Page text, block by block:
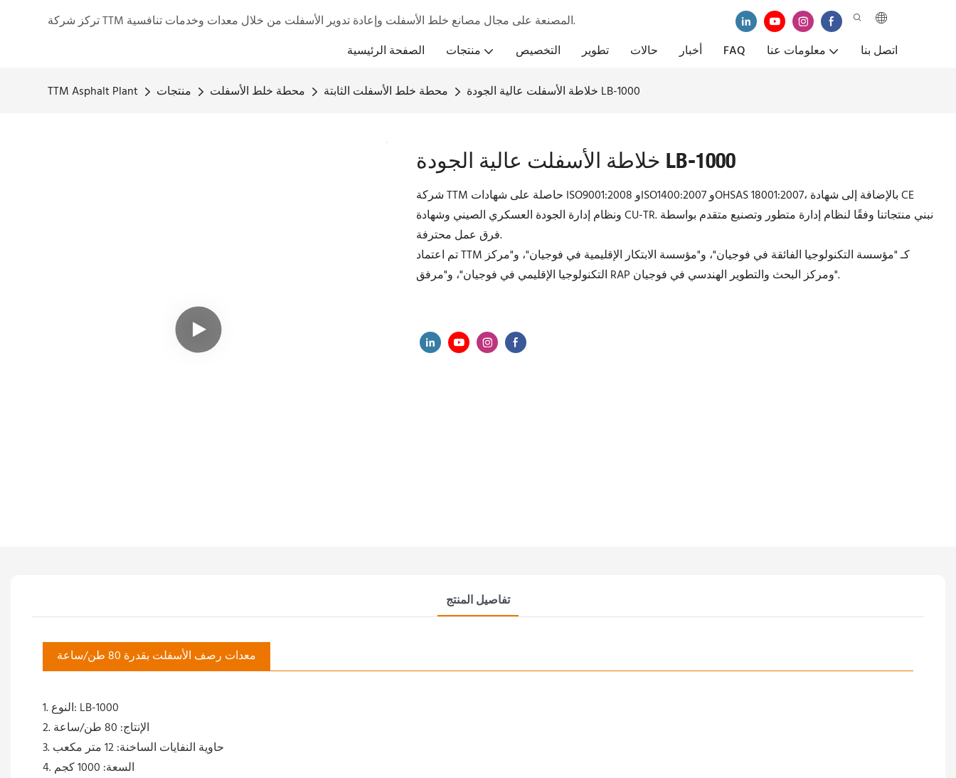
تركز شركة TTM المصنعة على مجال مصانع خلط الأسفلت وإعادة تدوير الأسفلت من خلال معدات وخدمات تنافسية.
الصفحة الرئيسية
منتجات التخصيص تطوير حالات أخبار FAQ معلومات عنا اتصل بنا
TTM Asphalt Plant منتجات محطة خلط الأسفلت محطة خلط الأسفلت الثابتة خلاطة الأسفلت عالية الجودة LB-1000
خلاطة الأسفلت عالية الجودة LB-1000
شركة TTM حاصلة على شهادات ISO9001:2008 وISO1400:2007 وOHSAS 18001:2007، بالإضافة إلى شهادة CE
ونظام إدارة الجودة العسكري الصيني وشهادة CU-TR. نبني منتجاتنا وفقًا لنظام إدارة متطور وتصنيع متقدم بواسطة
فرق عمل محترفة.
تم اعتماد TTM كـ "مؤسسة التكنولوجيا الفائقة في فوجيان"، و"مؤسسة الابتكار الإقليمية في فوجيان"، و"مركز
التكنولوجيا الإقليمي في فوجيان"، و"مرفق RAP ومركز البحث والتطوير الهندسي في فوجيان".
تفاصيل المنتج
معدات رصف الأسفلت بقدرة 80 طن/ساعة
1. النوع: LB-1000
2. الإنتاج: 80 طن/ساعة
3. حاوية النفايات الساخنة: 12 متر مكعب
4. السعة: 1000 كجم